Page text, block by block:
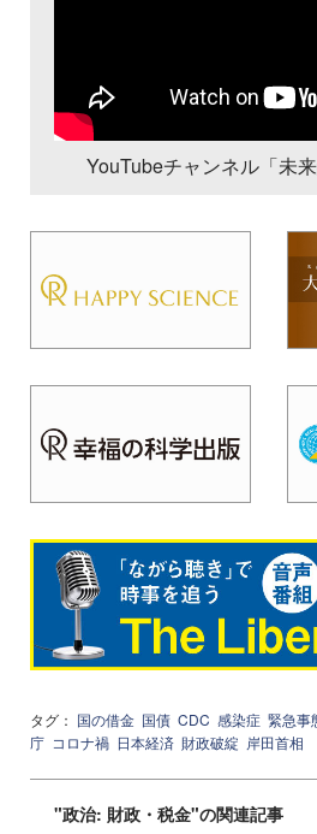
YouTubeチャンネル「未
タグ： 国の借金 国債 CDC 感染症 緊急事
庁 コロナ禍 日本経済 財政破綻 岸田首相
"政治: 財政・税金"の関連記事